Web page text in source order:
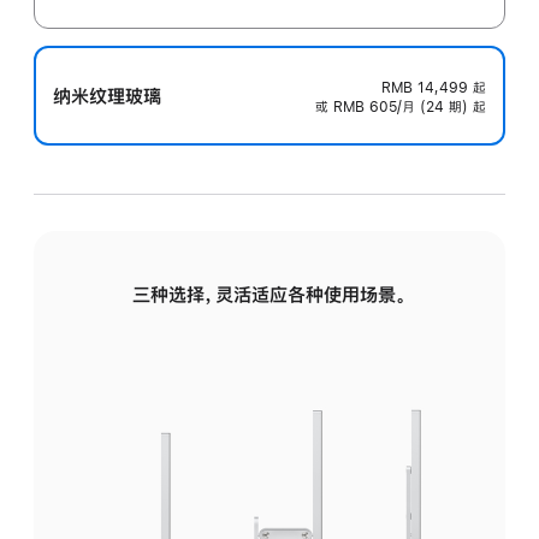
纳米纹理玻璃 RMB 14,499 起
或 RMB 605/月 (24 期) 起
三种选择，灵活适应各种使用场景。